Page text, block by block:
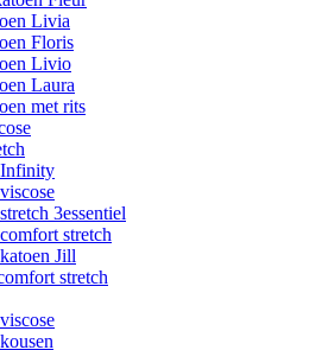
Livia
Floris
Livio
Laura
met rits
3essentiel
stretch
Jill
stretch